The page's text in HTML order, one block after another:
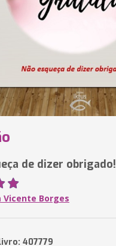
de dizer obrigado!
Vicente Borges
407779